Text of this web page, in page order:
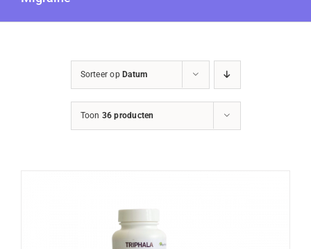
Sorteer op Datum
Toon 36 producten